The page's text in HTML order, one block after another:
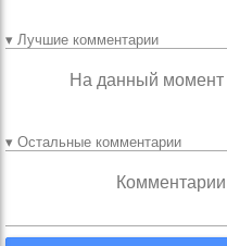
▾ Лучшие комментарии
На данный
▾ Остальные комментарии
Комментарии